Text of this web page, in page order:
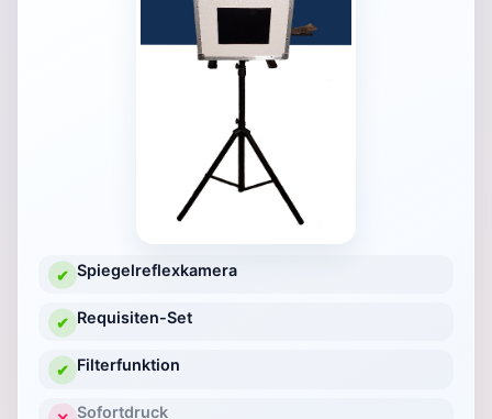
✔ Spiegelreflexkamera
✔ Requisiten-Set
✔ Filterfunktion
Sofortdruck